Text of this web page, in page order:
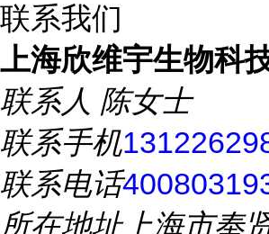
联系我们
上海欣维宇生物科
联系人 陈女士
联系手机
联系电话
所在地址上海市奉